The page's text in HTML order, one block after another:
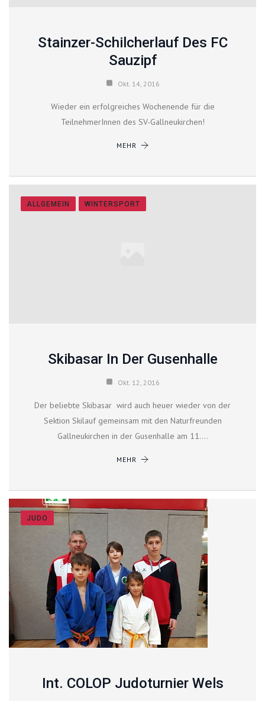
Stainzer-Schilcherlauf Des FC
Sauzipf
Okt. 14, 2016
Wieder ein erfolgreiches Wochenende für die
TeilnehmerInnen des SV-Gallneukirchen!
MEHR
ALLGEMEIN WINTERSPORT
Skibasar In Der Gusenhalle
Okt. 12, 2016
Der beliebte Skibasar wird auch heuer wieder von der
Sektion Skilauf gemeinsam mit den Naturfreunden
Gallneukirchen in der Gusenhalle am 11.…
MEHR
JUDO
Int. COLOP Judoturnier Wels